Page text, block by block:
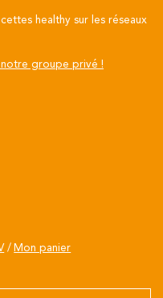
healthy sur les réseaux
groupe privé !
Mon panier